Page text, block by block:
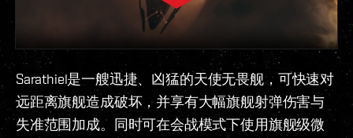
Sarathiel是一艘迅捷、凶猛的天使无畏舰，可快速对
远距离旗舰造成破坏，并享有大幅旗舰射弹伤害与
失准范围加成。同时可在会战模式下使用旗舰级微